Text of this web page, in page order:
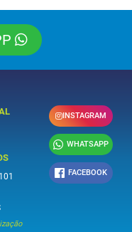
INSTAGRAM
WHATSAPP
FACEBOOK